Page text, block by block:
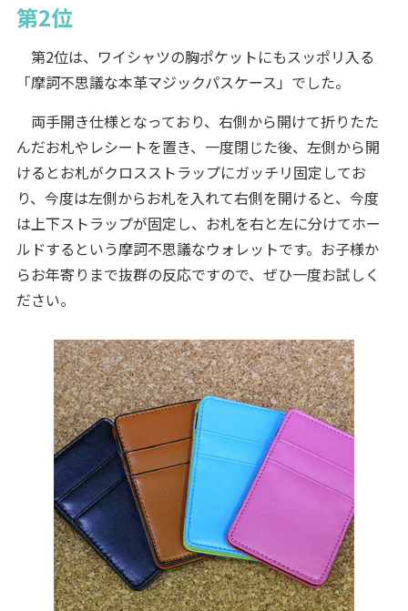
第2位
第2位は、ワイシャツの胸ポケットにもスッポリ入る
「摩訶不思議な本革マジックパスケース」でした。
両手開き仕様となっており、右側から開けて折りたた
んだお札やレシートを置き、一度閉じた後、左側から開
けるとお札がクロスストラップにガッチリ固定してお
り、今度は左側からお札を入れて右側を開けると、今度
は上下ストラップが固定し、お札を右と左に分けてホー
ルドするという摩訶不思議なウォレットです。お子様か
らお年寄りまで抜群の反応ですので、ぜひ一度お試しく
ださい。